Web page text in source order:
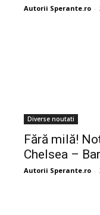
Autorii Sperante.ro -
Diverse noutati
Fără milă!
Chelsea –
Autorii Sperante.ro -